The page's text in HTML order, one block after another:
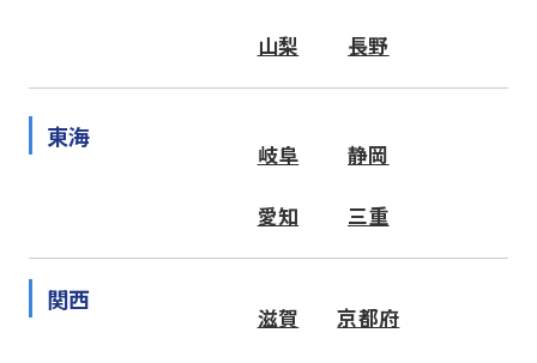
山梨 長野
東海
岐阜 静岡
愛知 三重
関西
滋賀 京都府